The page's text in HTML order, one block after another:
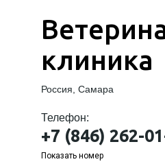
клиника
Россия, Самара
Телефон:
+7 (846) 262-
Показать номер